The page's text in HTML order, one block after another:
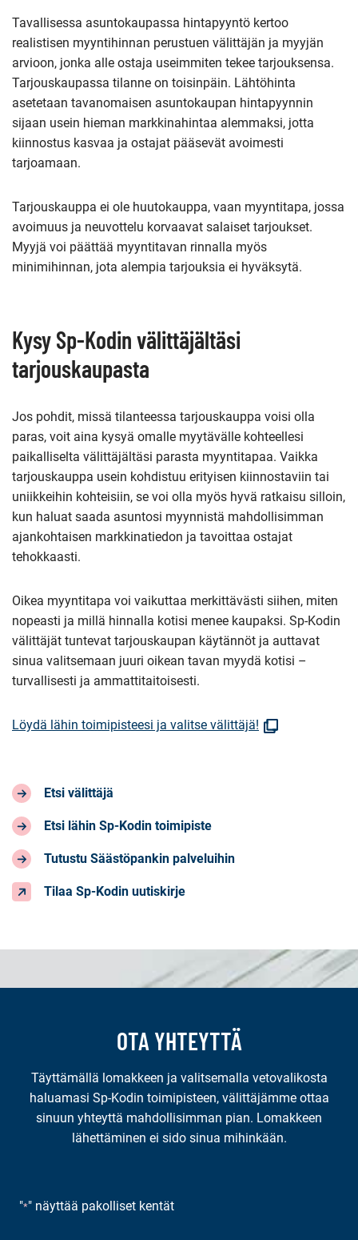
Tavallisessa asuntokaupassa hintapyyntö kertoo
realistisen myyntihinnan perustuen välittäjän ja myyjän
arvioon, jonka alle ostaja useimmiten tekee tarjouksensa.
Tarjouskaupassa tilanne on toisinpäin. Lähtöhinta
asetetaan tavanomaisen asuntokaupan hintapyynnin
sijaan usein hieman markkinahintaa alemmaksi, jotta
kiinnostus kasvaa ja ostajat pääsevät avoimesti
tarjoamaan.
Tarjouskauppa ei ole huutokauppa, vaan myyntitapa, jossa
avoimuus ja neuvottelu korvaavat salaiset tarjoukset.
Myyjä voi päättää myyntitavan rinnalla myös
minimihinnan, jota alempia tarjouksia ei hyväksytä.
Kysy Sp-Kodin välittäjältäsi
tarjouskaupasta
Jos pohdit, missä tilanteessa tarjouskauppa voisi olla
paras, voit aina kysyä omalle myytävälle kohteellesi
paikalliselta välittäjältäsi parasta myyntitapaa. Vaikka
tarjouskauppa usein kohdistuu erityisen kiinnostaviin tai
uniikkeihin kohteisiin, se voi olla myös hyvä ratkaisu silloin,
kun haluat saada asuntosi myynnistä mahdollisimman
ajankohtaisen markkinatiedon ja tavoittaa ostajat
tehokkaasti.
Oikea myyntitapa voi vaikuttaa merkittävästi siihen, miten
nopeasti ja millä hinnalla kotisi menee kaupaksi. Sp-Kodin
välittäjät tuntevat tarjouskaupan käytännöt ja auttavat
sinua valitsemaan juuri oikean tavan myydä kotisi –
turvallisesti ja ammattitaitoisesti.
Löydä lähin toimipisteesi ja valitse välittäjä! (Avautuu
Etsi välittäjä
Etsi lähin Sp-Kodin toimipiste
Tutustu Säästöpankin palveluihin
Tilaa Sp-Kodin uutiskirje
OTA YHTEYTTÄ
Täyttämällä lomakkeen ja valitsemalla vetovalikosta
haluamasi Sp-Kodin toimipisteen, välittäjämme ottaa
sinuun yhteyttä mahdollisimman pian. Lomakkeen
lähettäminen ei sido sinua mihinkään.
"*" näyttää pakolliset kentät